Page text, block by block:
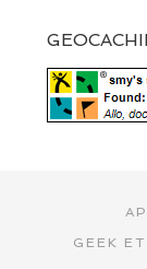
GEEK